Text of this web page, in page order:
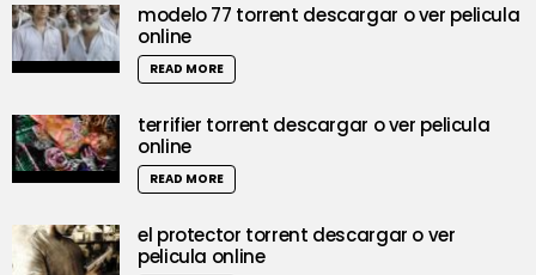
modelo 77 torrent descargar o ver pelicula
online
READ MORE
terrifier torrent descargar o ver pelicula
online
READ MORE
el protector torrent descargar o ver
pelicula online